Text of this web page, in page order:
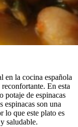
en la cocina española
En esta
potaje de espinacas
espinacas son una
lo que este plato es
saludable.